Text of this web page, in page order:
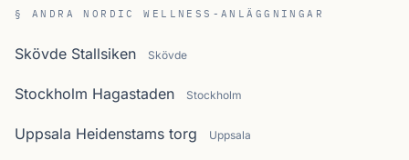
§ ANDRA NORDIC WELLNESS-ANLÄGGNINGAR
Skövde Stallsiken Skövde
Stockholm Hagastaden Stockholm
Uppsala Heidenstams torg Uppsala